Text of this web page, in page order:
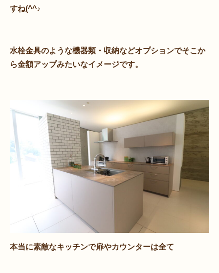
すね(^^♪
水栓金具のような機器類・収納などオプションでそこか
ら金額アップみたいなイメージです。
本当に素敵なキッチンで扉やカウンターは全て